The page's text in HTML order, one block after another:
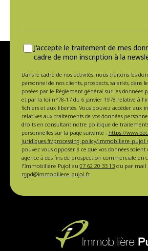
J'accepte le traitement de mes
cadre de mon inscription à la
Dans le cadre de nos activités, nous traitons les
personnel de nos clients, prospects, salariés, dans
posées par le Règlement général sur les données
et par la loi n°78-17 du 6 janvier 1978 relative à
fichiers et aux libertés. Vous pouvez accéder aux
relatives aux traitements de vos données
droits en consultant notre politique de
personnelles sur la page suivante : https://
juridiques.fr/processing-policy/immobiliere-
pouvez vous opposer à ce que vos données
agence à des fins de prospection commerciale en
l'Immobilière Pujol au 07 62 20 33 13 ou par mail :
rgpd@immobiliere-pujol.fr